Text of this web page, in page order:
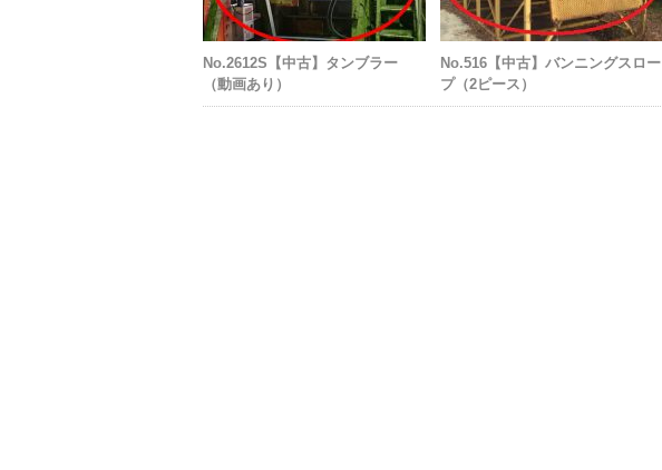
No.2612S【中古】タンブラー
（動画あり）
No.516【中古】バンニングスロー
プ（2ピース）